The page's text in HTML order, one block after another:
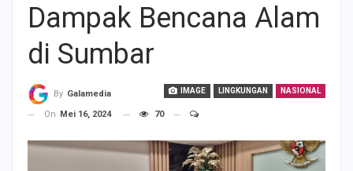
Dampak Bencana Alam
di Sumbar
IMAGE LINGKUNGAN NASIONAL
By Galamedia
On Mei 16, 2024 70